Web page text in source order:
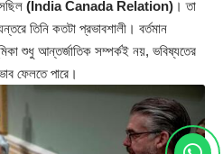
(India Canada Relation) । তা
তিনি কতটা প্রভাবশালী। বর্তমান
শুধু আন্তর্জাতিক সম্পর্কই নয়, ভবিষ্যতের
ফেলতে পারে।